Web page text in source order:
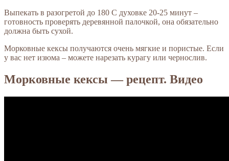
Выпекать в разогретой до 180 С духовке 20-25 минут –
готовность проверять деревянной палочкой, она обязательно
должна быть сухой.
Морковные кексы получаются очень мягкие и пористые. Если
у вас нет изюма – можете нарезать курагу или чернослив.
Морковные кексы — рецепт. Видео